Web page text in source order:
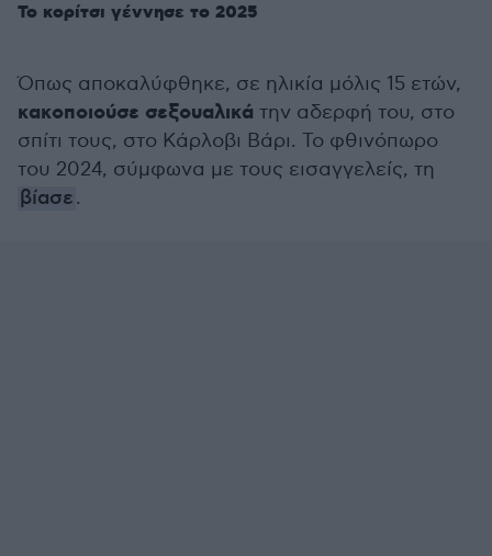
Το κορίτσι γέννησε το 2025
Όπως αποκαλύφθηκε, σε ηλικία μόλις 15 ετών,
κακοποιούσε σεξουαλικά την αδερφή του, στο
σπίτι τους, στο Κάρλοβι Βάρι. Το φθινόπωρο
του 2024, σύμφωνα με τους εισαγγελείς, τη
βίασε.